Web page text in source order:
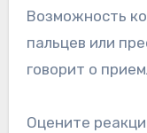
Возможность
пальцев или
говорит о
Оцените